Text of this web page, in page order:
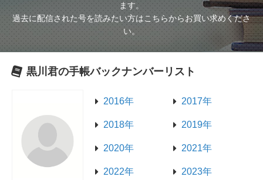
ます。
過去に配信された号を読みたい方はこちらからお買い求めくださ
い。
黒川君の手帳バックナンバーリスト
2016年 2017年
2018年 2019年
2020年 2021年
2022年 2023年